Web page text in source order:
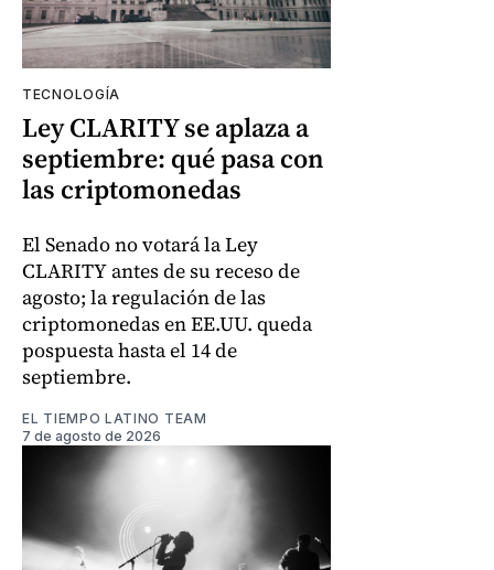
TECNOLOGÍA
Ley CLARITY se aplaza a
septiembre: qué pasa con
las criptomonedas
El Senado no votará la Ley
CLARITY antes de su receso de
agosto; la regulación de las
criptomonedas en EE.UU. queda
pospuesta hasta el 14 de
septiembre.
EL TIEMPO LATINO TEAM
7 de agosto de 2026